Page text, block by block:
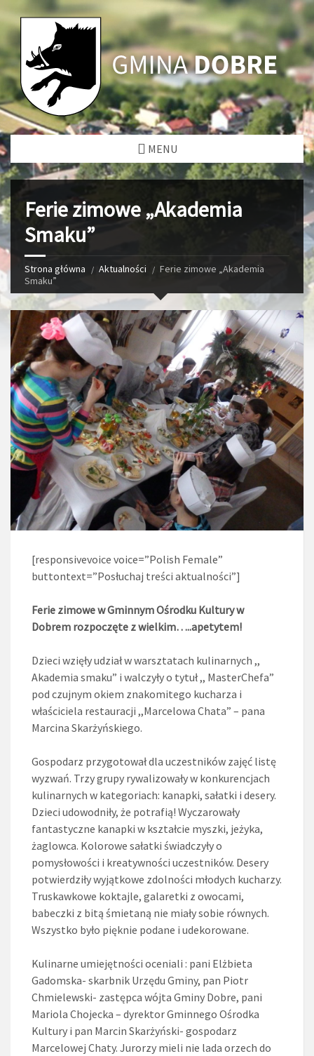
MENU
Ferie zimowe „Akademia
Smaku”
Strona główna Aktualności
Ferie zimowe „Akademia
Smaku”
[responsivevoice voice=”Polish Female”
buttontext=”Posłuchaj treści aktualności”]
Ferie zimowe w Gminnym Ośrodku Kultury w
Dobrem rozpoczęte z wielkim…..apetytem!
Dzieci wzięły udział w warsztatach kulinarnych ,,
Akademia smaku” i walczyły o tytuł ,, MasterChefa”
pod czujnym okiem znakomitego kucharza i
właściciela restauracji ,,Marcelowa Chata” – pana
Marcina Skarżyńskiego.
Gospodarz przygotował dla uczestników zajęć listę
wyzwań. Trzy grupy rywalizowały w konkurencjach
kulinarnych w kategoriach: kanapki, sałatki i desery.
Dzieci udowodniły, że potrafią! Wyczarowały
fantastyczne kanapki w kształcie myszki, jeżyka,
żaglowca. Kolorowe sałatki świadczyły o
pomysłowości i kreatywności uczestników. Desery
potwierdziły wyjątkowe zdolności młodych kucharzy.
Truskawkowe koktajle, galaretki z owocami,
babeczki z bitą śmietaną nie miały sobie równych.
Wszystko było pięknie podane i udekorowane.
Kulinarne umiejętności oceniali : pani Elżbieta
Gadomska- skarbnik Urzędu Gminy, pan Piotr
Chmielewski- zastępca wójta Gminy Dobre, pani
Mariola Chojecka – dyrektor Gminnego Ośrodka
Kultury i pan Marcin Skarżyński- gospodarz
Marcelowej Chaty. Jurorzy mieli nie lada orzech do